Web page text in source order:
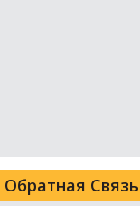
Обратная Связь